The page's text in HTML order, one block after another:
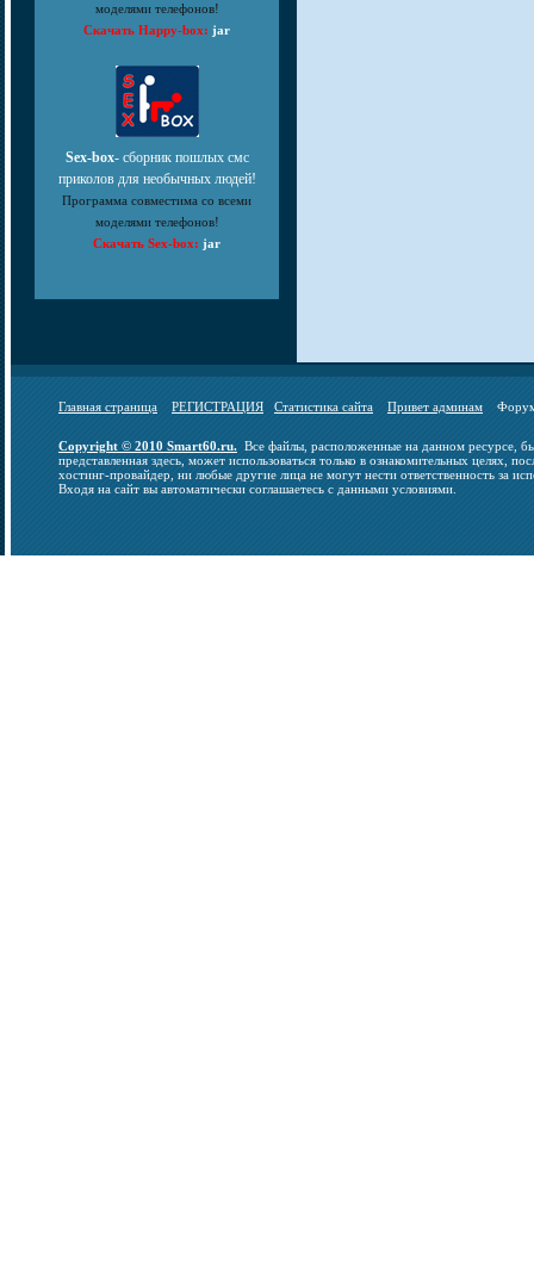
моделями телефонов!
Скачать Happy-box: jar
Sex-box- сборник пошлых смс
приколов для необычных людей!
Программа совместима со всеми
моделями телефонов!
Скачать Sex-box: jar
Главная страница РЕГИСТРАЦИЯ Статистика сайта Привет админам
Copyright © 2010 Smart60.ru. Все файлы, расположенные на данном ресурсе,
представленная здесь, может использоваться только в ознакомительных целях,
хостинг-провайдер, ни любые другие лица не могут нести ответственность за
Входя на сайт вы автоматически соглашаетесь с данными условиями.